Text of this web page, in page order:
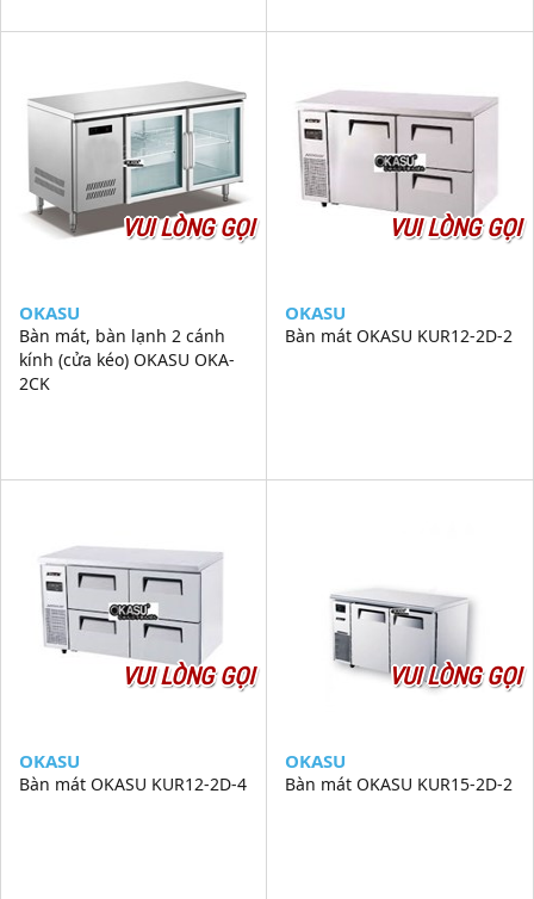
VUI LÒNG GỌI
OKASU
Bàn mát, bàn lạnh 2 cánh
kính (cửa kéo) OKASU OKA-
2CK
VUI LÒNG GỌI
OKASU
Bàn mát OKASU KUR12-2D-2
VUI LÒNG GỌI
OKASU
Bàn mát OKASU KUR12-2D-4
VUI LÒNG GỌI
OKASU
Bàn mát OKASU KUR15-2D-2